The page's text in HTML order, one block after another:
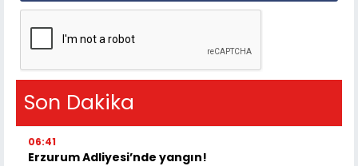
Son Dakika
06:41
Erzurum Adliyesi’nde yangın!